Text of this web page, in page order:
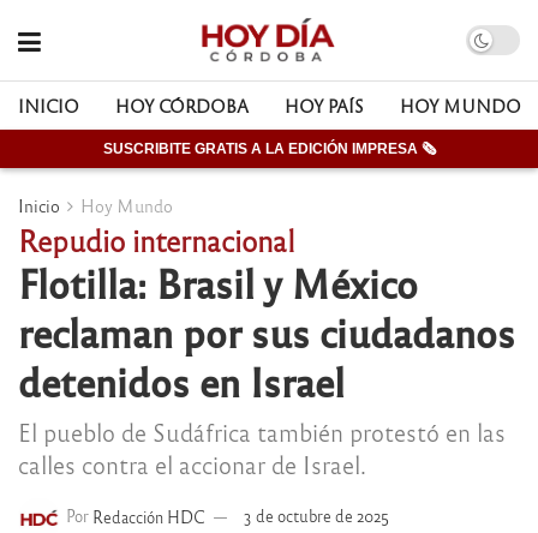
INICIO HOY CÓRDOBA HOY PAÍS HOY MUNDO
SUSCRIBITE GRATIS A LA EDICIÓN IMPRESA 🗞
Inicio Hoy Mundo
Repudio internacional
Flotilla: Brasil y México
reclaman por sus ciudadanos
detenidos en Israel
El pueblo de Sudáfrica también protestó en las
calles contra el accionar de Israel.
Por Redacción HDC 3 de octubre de 2025